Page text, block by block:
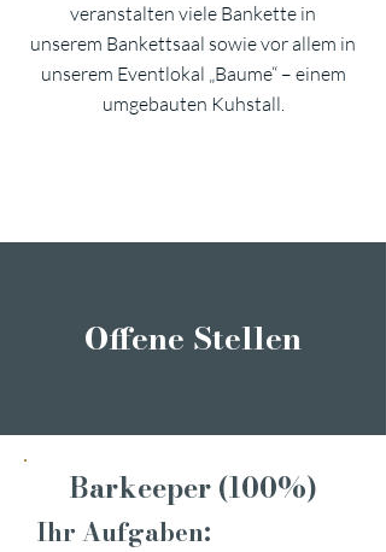
veranstalten viele Bankette in
unserem Bankettsaal sowie vor allem in
unserem Eventlokal „Baume“ – einem
umgebauten Kuhstall.
Offene Stellen
Barkeeper (100%)
Ihr Aufgaben: